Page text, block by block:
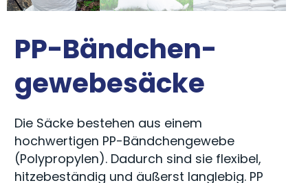
PP-Bändchen­
gewebe­säcke
Die Säcke bestehen aus einem
hochwertigen PP-Bändchengewebe
(Polypropylen). Dadurch sind sie flexibel,
hitzebeständig und äußerst langlebig. PP